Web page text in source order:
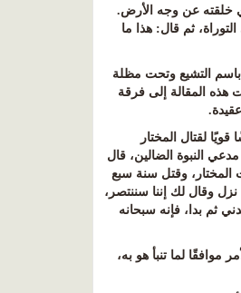
خلقته عن وجه الأرض.
ثم قال: هذا ما
باسم التشيع وتحت مظلة
هذه المقالة إلى فرقة
.
لقتال المختار
النبوة الضالين، قال
وقتل سنة سبع
وقال لك إننا سننتصر،
ثم بدا، فإنه سبحانه
لما تنبأ هو به،